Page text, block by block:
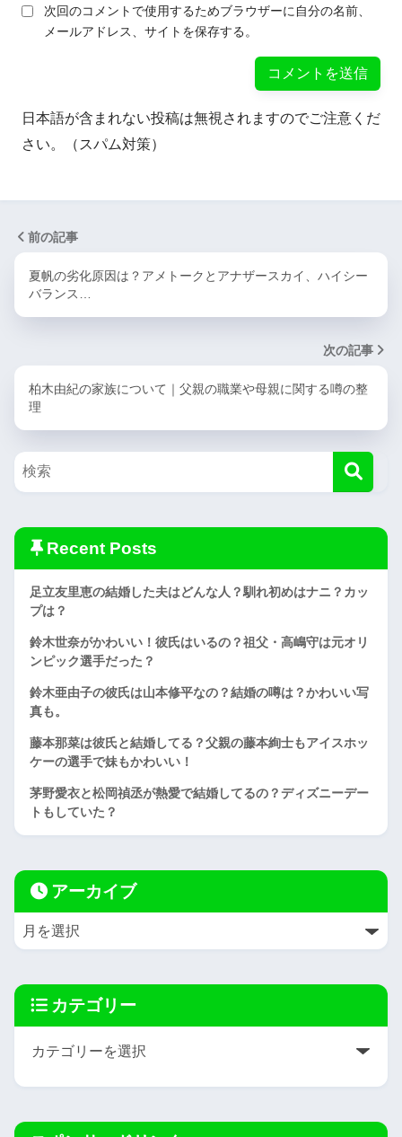
次回のコメントで使用するためブラウザーに自分の名前、
メールアドレス、サイトを保存する。
日本語が含まれない投稿は無視されますのでご注意くだ
さい。（スパム対策）
前の記事
夏帆の劣化原因は？アメトークとアナザースカイ、ハイシー
バランス…
次の記事
柏木由紀の家族について｜父親の職業や母親に関する噂の整
理
Recent Posts
足立友里恵の結婚した夫はどんな人？馴れ初めはナニ？カッ
プは？
鈴木世奈がかわいい！彼氏はいるの？祖父・高嶋守は元オリ
ンピック選手だった？
鈴木亜由子の彼氏は山本修平なの？結婚の噂は？かわいい写
真も。
藤本那菜は彼氏と結婚してる？父親の藤本絢士もアイスホッ
ケーの選手で妹もかわいい！
茅野愛衣と松岡禎丞が熱愛で結婚してるの？ディズニーデー
トもしていた？
アーカイブ
カテゴリー